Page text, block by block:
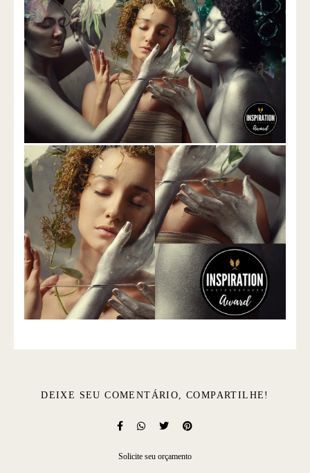
DEIXE SEU COMENTÁRIO, COMPARTILHE!
Solicite seu orçamento